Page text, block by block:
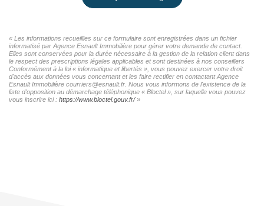
« Les informations recueillies sur ce formulaire sont enregistrées dans un fichier
informatisé par Agence Esnault Immobilière pour gérer votre demande de contact.
Elles sont conservées pour la durée nécessaire à la gestion de la relation client dans
le respect des prescriptions légales applicables et sont destinées à nos conseillers
Conformément à la loi « informatique et libertés », vous pouvez exercer votre droit
d'accès aux données vous concernant et les faire rectifier en contactant Agence
Esnault Immobilière courriers@esnault.fr. Nous vous informons de l'existence de la
liste d'opposition au démarchage téléphonique « Bloctel », sur laquelle vous pouvez
vous inscrire ici : https://www.bloctel.gouv.fr/»